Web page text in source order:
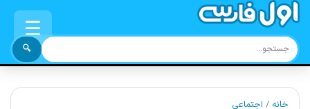
☰
🔍
خانه / اجتماعی